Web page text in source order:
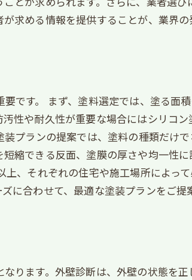
求める情報を提供することが、業界の
です。 まず、塗料選定では、塗る面
性や耐久性が重要な場合にはシリコ
プランの提案では、塗料の種類だけ
縮できる反面、塗膜の厚さや均一性
、それぞれの住宅や施工場所によっ
に合わせて、最適な塗装プランをご提
ります。外壁診断は、外壁の状態を